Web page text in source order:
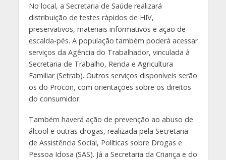
No local, a Secretaria de Saúde realizará
distribuição de testes rápidos de HIV,
preservativos, materiais informativos e ação de
escalda-pés. A população também poderá acessar
serviços da Agência do Trabalhador, vinculada à
Secretaria de Trabalho, Renda e Agricultura
Familiar (Setrab). Outros serviços disponíveis serão
os do Procon, com orientações sobre os direitos
do consumidor.
Também haverá ação de prevenção ao abuso de
álcool e outras drogas, realizada pela Secretaria
de Assistência Social, Políticas sobre Drogas e
Pessoa Idosa (SAS). Já a Secretaria da Criança e do